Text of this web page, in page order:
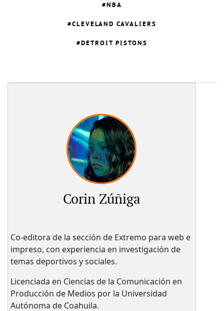
NBA
CLEVELAND CAVALIERS
DETROIT PISTONS
Corin Zúñiga
Co-editora de la sección de Extremo para web e
impreso, con experiencia en investigación de
temas deportivos y sociales.
Licenciada en Ciencias de la Comunicación en
Producción de Medios por la Universidad
Autónoma de Coahuila.